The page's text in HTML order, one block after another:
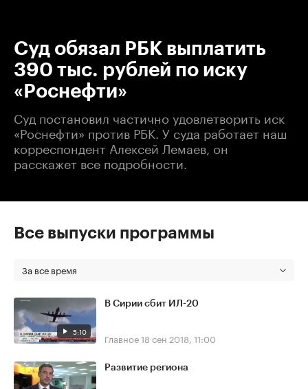
Суд обязал РБК выплатить
390 тыс. рублей по иску
«Роснефти»
Суд постановил частично удовлетворить иск
«Роснефти» против РБК. У суда работает наш
корреспондент Алексей Лемаев, он
расскажет все подробности.
Все выпуски программы
За все время
5:10
В Сирии сбит ИЛ-20
Главное18 сен 2018, 11:00
Развитие региона